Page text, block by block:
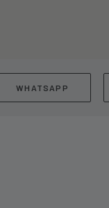
WHATSAPP